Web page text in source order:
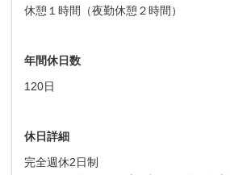
休憩１時間（夜勤休憩２時間）
年間休日数
120日
休日詳細
完全週休2日制